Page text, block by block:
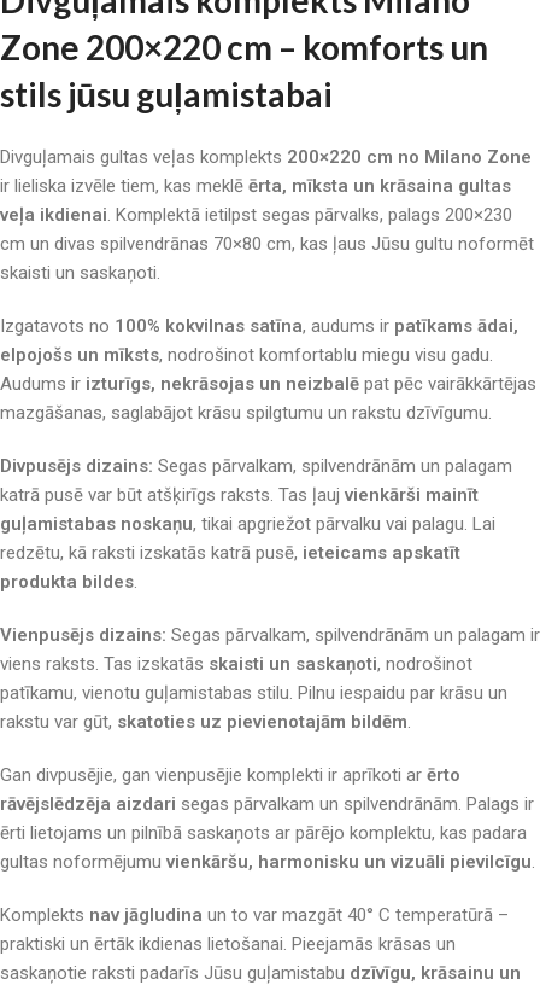
Zone 200×220 cm – komforts un
stils jūsu guļamistabai
Divguļamais gultas veļas komplekts 200×220 cm no Milano Zone
ir lieliska izvēle tiem, kas meklē ērta, mīksta un krāsaina gultas
veļa ikdienai. Komplektā ietilpst segas pārvalks, palags 200×230
cm un divas spilvendrānas 70×80 cm, kas ļaus Jūsu gultu noformēt
skaisti un saskaņoti.
Izgatavots no 100% kokvilnas satīna, audums ir patīkams ādai,
elpojošs un mīksts, nodrošinot komfortablu miegu visu gadu.
Audums ir izturīgs, nekrāsojas un neizbalē pat pēc vairākkārtējas
mazgāšanas, saglabājot krāsu spilgtumu un rakstu dzīvīgumu.
Divpusējs dizains: Segas pārvalkam, spilvendrānām un palagam
katrā pusē var būt atšķirīgs raksts. Tas ļauj vienkārši mainīt
guļamistabas noskaņu, tikai apgriežot pārvalku vai palagu. Lai
redzētu, kā raksti izskatās katrā pusē, ieteicams apskatīt
produkta bildes.
Vienpusējs dizains: Segas pārvalkam, spilvendrānām un palagam ir
viens raksts. Tas izskatās skaisti un saskaņoti, nodrošinot
patīkamu, vienotu guļamistabas stilu. Pilnu iespaidu par krāsu un
rakstu var gūt, skatoties uz pievienotajām bildēm.
Gan divpusējie, gan vienpusējie komplekti ir aprīkoti ar ērto
rāvējslēdzēja aizdari segas pārvalkam un spilvendrānām. Palags ir
ērti lietojams un pilnībā saskaņots ar pārējo komplektu, kas padara
gultas noformējumu vienkāršu, harmonisku un vizuāli pievilcīgu.
Komplekts nav jāgludina un to var mazgāt 40° C temperatūrā –
praktiski un ērtāk ikdienas lietošanai. Pieejamās krāsas un
saskaņotie raksti padarīs Jūsu guļamistabu dzīvīgu, krāsainu un